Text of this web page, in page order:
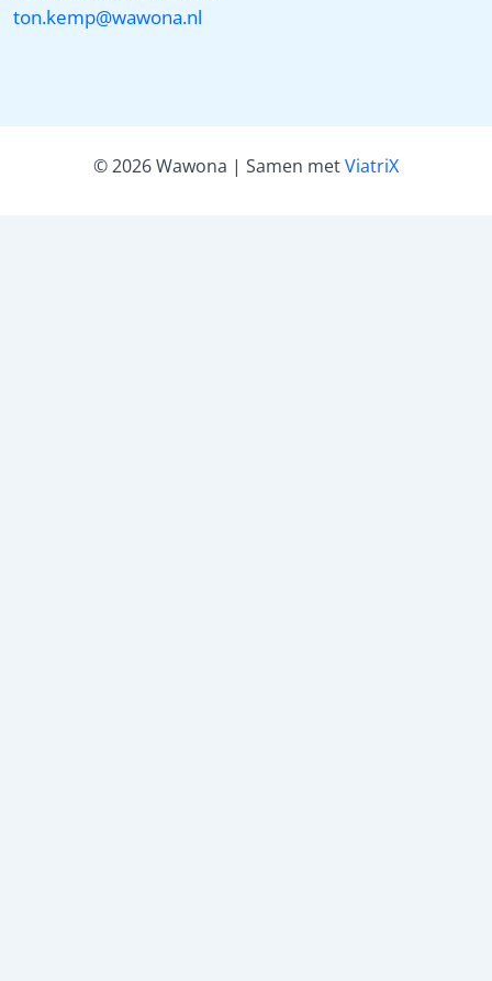
ton.kemp@wawona.nl
© 2026 Wawona | Samen metViatriX